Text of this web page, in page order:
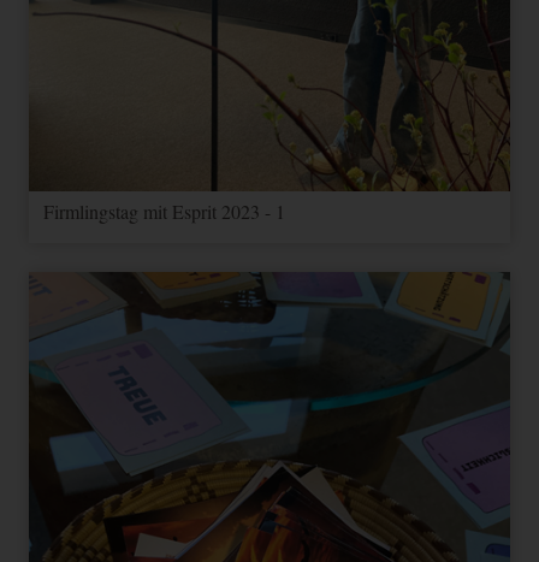
Firmlingstag mit Esprit 2023 - 1